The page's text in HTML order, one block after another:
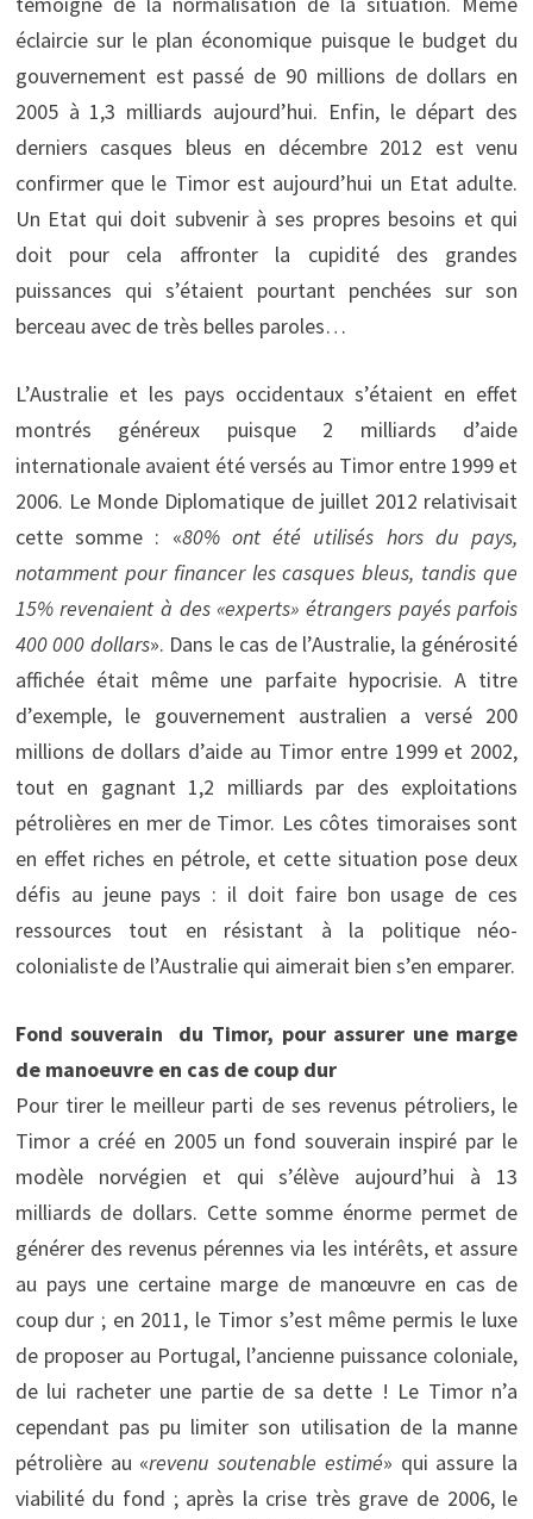
éclaircie sur le plan économique puisque le budget du
gouvernement est passé de 90 millions de dollars en
2005 à 1,3 milliards aujourd’hui. Enfin, le départ des
derniers casques bleus en décembre 2012 est venu
confirmer que le Timor est aujourd’hui un Etat adulte.
Un Etat qui doit subvenir à ses propres besoins et qui
doit pour cela affronter la cupidité des grandes
puissances qui s’étaient pourtant penchées sur son
berceau avec de très belles paroles…
L’Australie et les pays occidentaux s’étaient en effet
montrés généreux puisque 2 milliards d’aide
internationale avaient été versés au Timor entre 1999 et
2006. Le Monde Diplomatique de juillet 2012 relativisait
cette somme : «80% ont été utilisés hors du pays,
notamment pour financer les casques bleus, tandis que
15% revenaient à des «experts» étrangers payés parfois
400 000 dollars». Dans le cas de l’Australie, la générosité
affichée était même une parfaite hypocrisie. A titre
d’exemple, le gouvernement australien a versé 200
millions de dollars d’aide au Timor entre 1999 et 2002,
tout en gagnant 1,2 milliards par des exploitations
pétrolières en mer de Timor. Les côtes timoraises sont
en effet riches en pétrole, et cette situation pose deux
défis au jeune pays : il doit faire bon usage de ces
ressources tout en résistant à la politique néo-
colonialiste de l’Australie qui aimerait bien s’en emparer.
Fond souverain du Timor, pour assurer une marge
de manoeuvre en cas de coup dur
Pour tirer le meilleur parti de ses revenus pétroliers, le
Timor a créé en 2005 un fond souverain inspiré par le
modèle norvégien et qui s’élève aujourd’hui à 13
milliards de dollars. Cette somme énorme permet de
générer des revenus pérennes via les intérêts, et assure
au pays une certaine marge de manœuvre en cas de
coup dur ; en 2011, le Timor s’est même permis le luxe
de proposer au Portugal, l’ancienne puissance coloniale,
de lui racheter une partie de sa dette ! Le Timor n’a
cependant pas pu limiter son utilisation de la manne
pétrolière au «revenu soutenable estimé» qui assure la
viabilité du fond ; après la crise très grave de 2006, le